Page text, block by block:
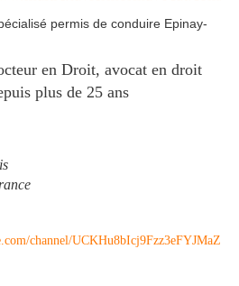
en Droit, avocat en droit
plus de 25 ans
channel/UCKHu8bIcj9Fzz3eFYJMaZ